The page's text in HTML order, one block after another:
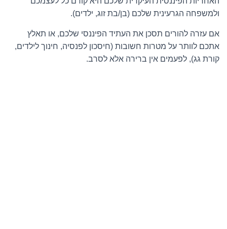
ולמשפחה הגרעינית שלכם (בן/בת זוג, ילדים).
אם עזרה להורים תסכן את העתיד הפיננסי שלכם, או תאלץ
אתכם לוותר על מטרות חשובות (חיסכון לפנסיה, חינוך לילדים,
קורת גג), לפעמים אין ברירה אלא לסרב.